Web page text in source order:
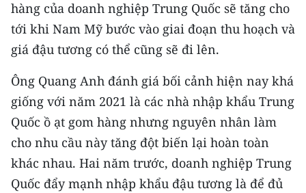
hàng của doanh nghiệp Trung Quốc sẽ tăng cho
tới khi Nam Mỹ bước vào giai đoạn thu hoạch và
giá đậu tương có thể cũng sẽ đi lên.
Ông Quang Anh đánh giá bối cảnh hiện nay khá
giống với năm 2021 là các nhà nhập khẩu Trung
Quốc ồ ạt gom hàng nhưng nguyên nhân làm
cho nhu cầu này tăng đột biến lại hoàn toàn
khác nhau. Hai năm trước, doanh nghiệp Trung
Quốc đẩy mạnh nhập khẩu đậu tương là để đủ